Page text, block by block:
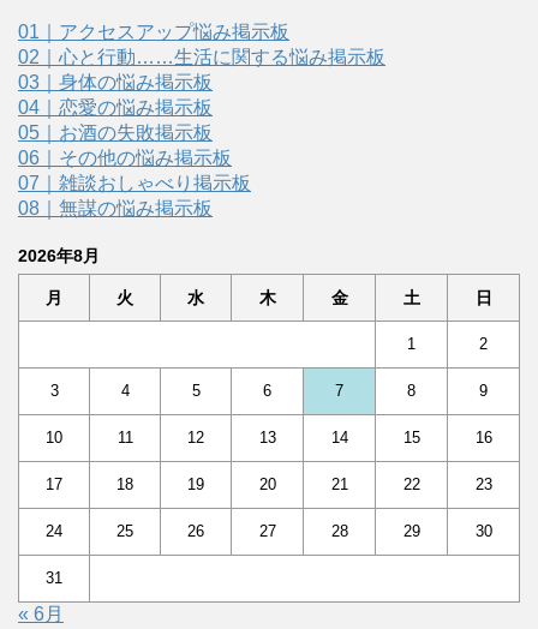
01｜アクセスアップ悩み掲示板
02｜心と行動……生活に関する悩み掲示板
03｜身体の悩み掲示板
04｜恋愛の悩み掲示板
05｜お酒の失敗掲示板
06｜その他の悩み掲示板
07｜雑談おしゃべり掲示板
08｜無謀の悩み掲示板
2026年8月
月 火 水 木 金 土 日
1 2
3 4 5 6 7 8 9
10 11 12 13 14 15 16
17 18 19 20 21 22 23
24 25 26 27 28 29 30
31
« 6月